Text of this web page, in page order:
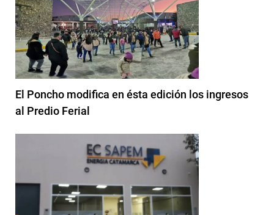
El Poncho modifica en ésta edición los ingresos
al Predio Ferial